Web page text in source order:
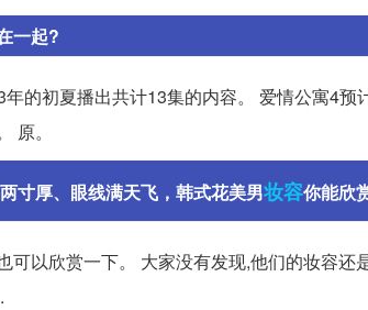
一起?
的初夏播出共计13集的内容。 爱情公寓4
原。
寸厚、眼线满天飞，韩式花美男妆容你能欣
可以欣赏一下。 大家没有发现,他们的妆容